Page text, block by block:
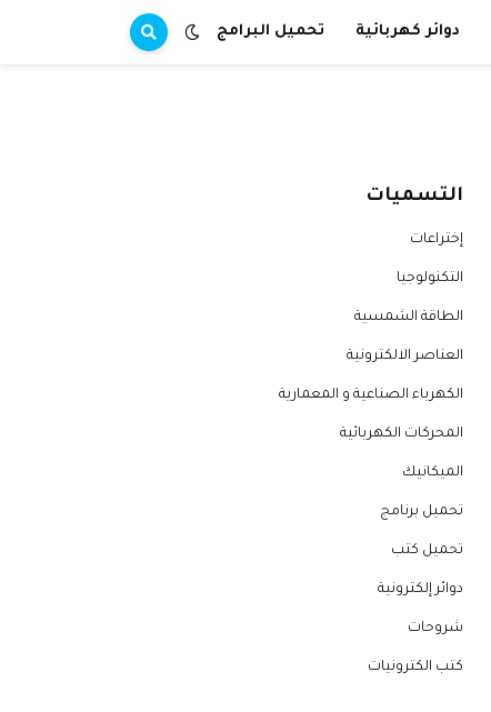
دوائر كهربائية تحميل البرامج
التسميات
إختراعات
التكنولوجيا
الطاقة الشمسية
العناصر الالكترونية
الكهرباء الصناعية و المعمارية
المحركات الكهربائية
الميكانيك
تحميل برنامج
تحميل كتب
دوائر إلكترونية
شروحات
كتب الكترونيات